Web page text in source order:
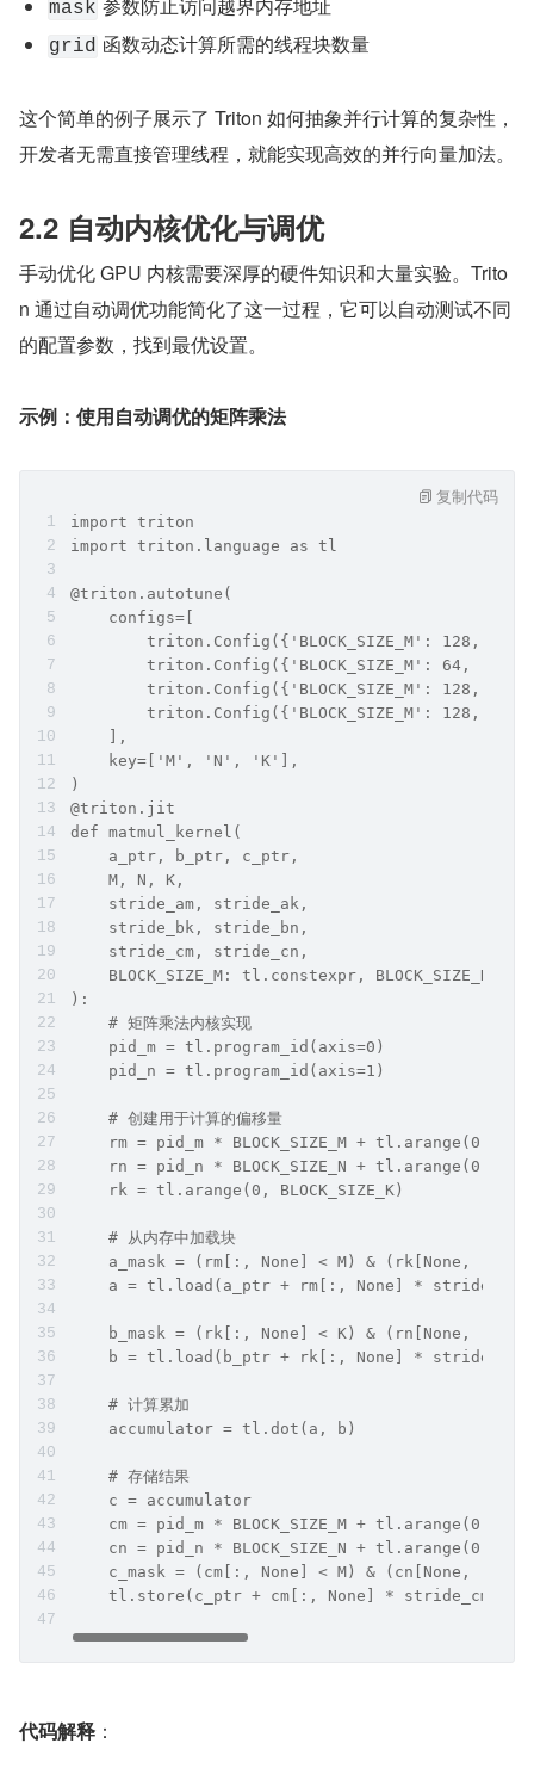
mask
grid 函数动态计算所需的线程块数量
这个简单的例子展示了 Triton 如何抽象并行计算的复杂性，
开发者无需直接管理线程，就能实现高效的并行向量加法。
2.2 自动内核优化与调优
手动优化 GPU 内核需要深厚的硬件知识和大量实验。Trito
n 通过自动调优功能简化了这一过程，它可以自动测试不同
的配置参数，找到最优设置。
示例：使用自动调优的矩阵乘法
import triton
import triton.language as tl
@triton.autotune(
    configs=[
triton.Config({'BLOCK_SIZE_M': 128,
triton.Config({'BLOCK_SIZE_M': 64,
triton.Config({'BLOCK_SIZE_M': 128,
triton.Config({'BLOCK_SIZE_M': 128,
    ],
    key=['M', 'N', 'K'],
)
@triton.jit
def matmul_kernel(
    a_ptr, b_ptr, c_ptr,
    M, N, K,
    stride_am, stride_ak,
    stride_bk, stride_bn,
    stride_cm, stride_cn,
BLOCK_SIZE_M: tl.constexpr, BLOCK_SIZE_N:
):
    # 矩阵乘法内核实现
    pid_m = tl.program_id(axis=0)
    pid_n = tl.program_id(axis=1)
    # 创建用于计算的偏移量
rm = pid_m * BLOCK_SIZE_M + tl.arange(0,
rn = pid_n * BLOCK_SIZE_N + tl.arange(0,
    rk = tl.arange(0, BLOCK_SIZE_K)
    # 从内存中加载块
a_mask = (rm[:, None] < M) & (rk[None, :] <
a = tl.load(a_ptr + rm[:, None] * stride_am
b_mask = (rk[:, None] < K) & (rn[None, :] <
b = tl.load(b_ptr + rk[:, None] * stride_bk
    # 计算累加
    accumulator = tl.dot(a, b)
    # 存储结果
    c = accumulator
cm = pid_m * BLOCK_SIZE_M + tl.arange(0,
cn = pid_n * BLOCK_SIZE_N + tl.arange(0,
c_mask = (cm[:, None] < M) & (cn[None, :] <
tl.store(c_ptr + cm[:, None] * stride_cm +
复制代码
代码解释 ：